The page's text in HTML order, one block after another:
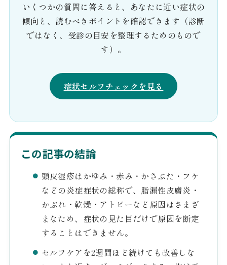
いくつかの質問に答えると、あなたに近い症状の
傾向と、読むべきポイントを確認できます（診断
ではなく、受診の目安を整理するためのもので
す）。
症状セルフチェックを見る
この記事の結論
頭皮湿疹はかゆみ・赤み・かさぶた・フケ
などの炎症症状の総称で、脂漏性皮膚炎・
かぶれ・乾燥・アトピーなど原因はさまざ
まなため、症状の見た目だけで原因を断定
することはできません。
セルフケアを2週間ほど続けても改善しな